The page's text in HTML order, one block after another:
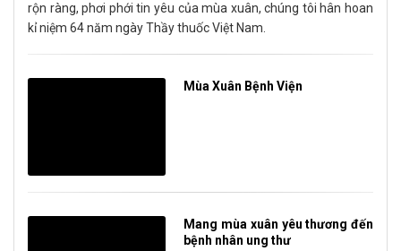
rộn ràng, phơi phới tin yêu của mùa xuân, chúng tôi hân hoan
kỉ niệm 64 năm ngày Thầy thuốc Việt Nam.
Mùa Xuân Bệnh Viện
Mang mùa xuân yêu thương đến
bệnh nhân ung thư